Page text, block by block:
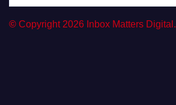
© Copyright 2026 Inbox Matters Digital.